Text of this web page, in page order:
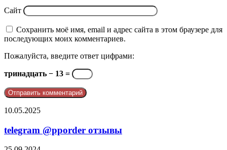
Сайт
Сохранить моё имя, email и адрес сайта в этом браузере для
последующих моих комментариев.
Пожалуйста, введите ответ цифрами:
тринадцать − 13 =
telegram
отзывы
10.05.2025
telegram @pporder отзывы